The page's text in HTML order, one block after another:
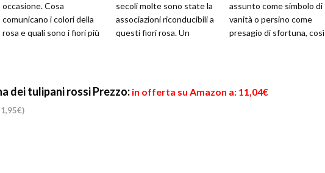
occasione. Cosa
comunicano i colori della
rosa e quali sono i fiori più
secoli molte sono state la
associazioni riconducibili a
questi fiori rosa. Un
assunto come simbolo di
vanità o persino come
presagio di sfortuna, così
dei tulipani rossiPrezzo: in offerta su Amazon a: 11,04€